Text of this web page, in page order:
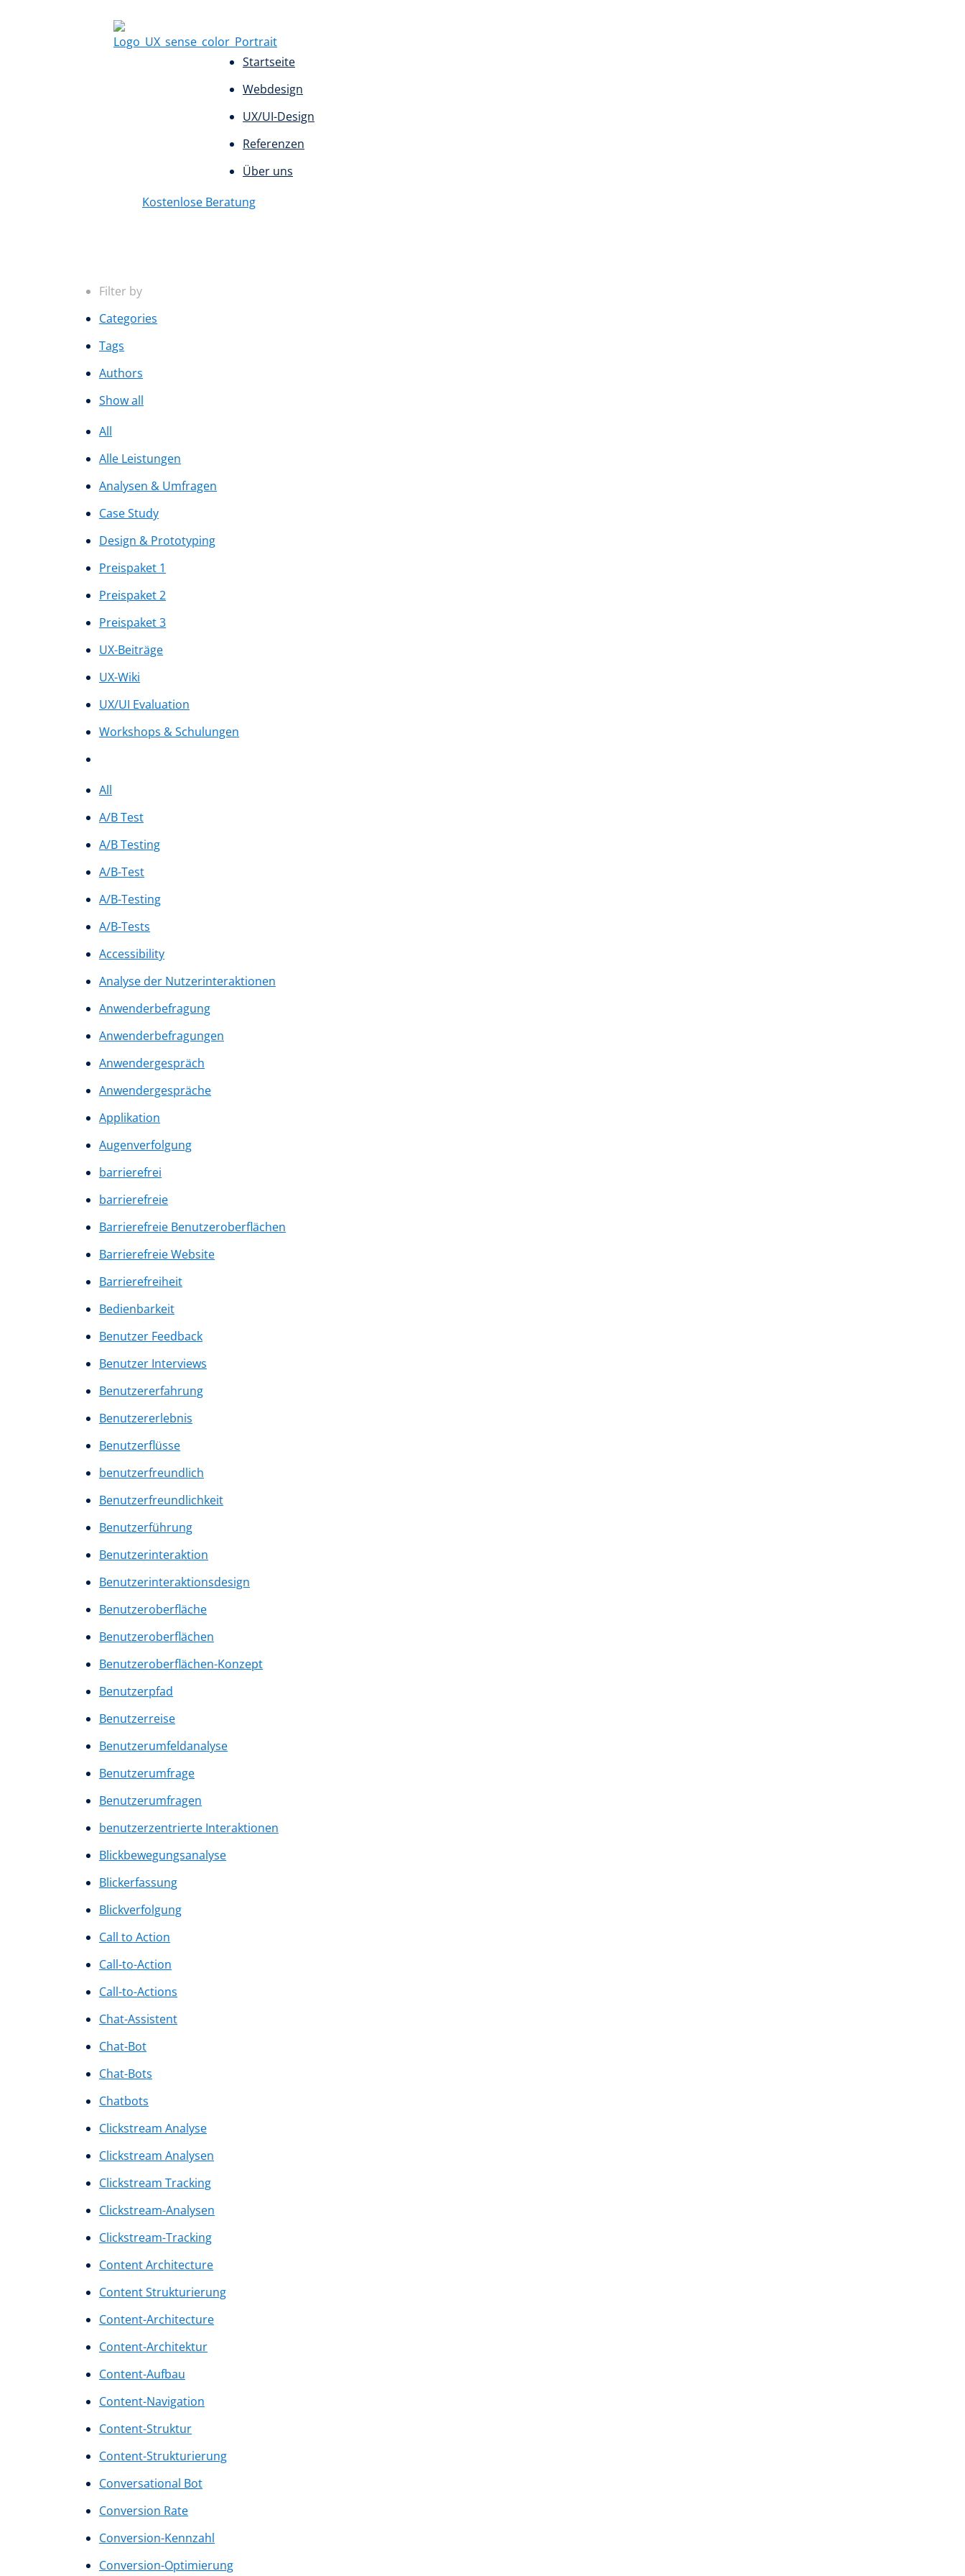
Startseite
Webdesign
UX/UI-Design
Referenzen
Über uns
Kostenlose Beratung
Filter by
Categories
Tags
Authors
Show all
All
Alle Leistungen
Analysen & Umfragen
Case Study
Design & Prototyping
Preispaket 1
Preispaket 2
Preispaket 3
UX-Beiträge
UX-Wiki
UX/UI Evaluation
Workshops & Schulungen
All
A/B Test
A/B Testing
A/B-Test
A/B-Testing
A/B-Tests
Accessibility
Analyse der Nutzerinteraktionen
Anwenderbefragung
Anwenderbefragungen
Anwendergespräch
Anwendergespräche
Applikation
Augenverfolgung
barrierefrei
barrierefreie
Barrierefreie Benutzeroberflächen
Barrierefreie Website
Barrierefreiheit
Bedienbarkeit
Benutzer Feedback
Benutzer Interviews
Benutzererfahrung
Benutzererlebnis
Benutzerflüsse
benutzerfreundlich
Benutzerfreundlichkeit
Benutzerführung
Benutzerinteraktion
Benutzerinteraktionsdesign
Benutzeroberfläche
Benutzeroberflächen
Benutzeroberflächen-Konzept
Benutzerpfad
Benutzerreise
Benutzerumfeldanalyse
Benutzerumfrage
Benutzerumfragen
benutzerzentrierte Interaktionen
Blickbewegungsanalyse
Blickerfassung
Blickverfolgung
Call to Action
Call-to-Action
Call-to-Actions
Chat-Assistent
Chat-Bot
Chat-Bots
Chatbots
Clickstream Analyse
Clickstream Analysen
Clickstream Tracking
Clickstream-Analysen
Clickstream-Tracking
Content Architecture
Content Strukturierung
Content-Architecture
Content-Architektur
Content-Aufbau
Content-Navigation
Content-Struktur
Content-Strukturierung
Conversational Bot
Conversion Rate
Conversion-Kennzahl
Conversion-Optimierung